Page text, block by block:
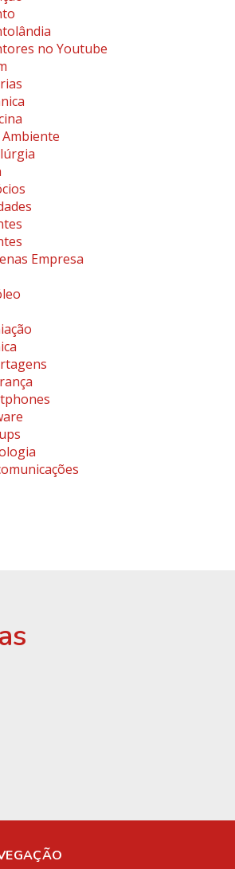
no Youtube
Empresa